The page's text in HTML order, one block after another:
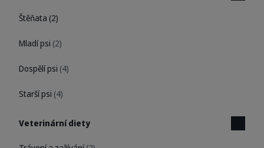
Štěňata (2)
Mladí psi (2)
Dospělí psi (4)
Starší psi (4)
Veterinární diety